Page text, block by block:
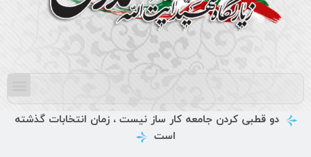
دو قطبی کردن جامعه کار ساز نیست ، زمان انتخابات گذشته
است
فروردین ۱۸, ۱۴۰۵
ماه مبارک رمضان، فرصتی طلایی برای تزکیه نفس، ...